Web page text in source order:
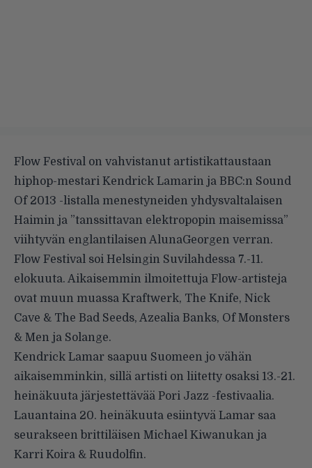
Flow Festival on vahvistanut artistikattaustaan
hiphop-mestari Kendrick Lamarin ja BBC:n Sound
Of 2013 -listalla menestyneiden yhdysvaltalaisen
Haimin ja ”tanssittavan elektropopin maisemissa”
viihtyvän englantilaisen AlunaGeorgen verran.
Flow Festival soi Helsingin Suvilahdessa 7.-11.
elokuuta. Aikaisemmin ilmoitettuja Flow-artisteja
ovat muun muassa Kraftwerk, The Knife, Nick
Cave & The Bad Seeds, Azealia Banks, Of Monsters
& Men ja Solange.
Kendrick Lamar saapuu Suomeen jo vähän
aikaisemminkin, sillä artisti on liitetty osaksi 13.-21.
heinäkuuta järjestettävää Pori Jazz -festivaalia.
Lauantaina 20. heinäkuuta esiintyvä Lamar saa
seurakseen brittiläisen Michael Kiwanukan ja
Karri Koira & Ruudolfin.